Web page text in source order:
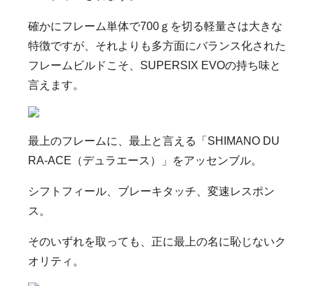
確かにフレーム単体で700ｇを切る軽量さは大きな
特徴ですが、それよりも多方面にバランス化された
フレームビルドこそ、SUPERSIX EVOの持ち味と
言えます。
最上のフレームに、最上と言える「SHIMANO DU
RA-ACE（デュラエース）」をアッセンブル。
シフトフィール、ブレーキタッチ、変速レスポン
ス。
そのいずれを取っても、正に最上の名に恥じないク
オリティ。